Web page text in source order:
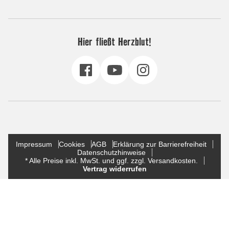
Hier fließt Herzblut!
Impressum Cookies AGB
Erklärung zur Barrierefreiheit
Datenschutzhinweise
* Alle Preise inkl. MwSt. und ggf. zzgl. Versandkosten.
Vertrag widerrufen